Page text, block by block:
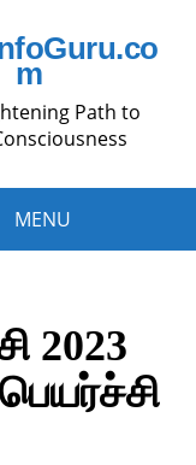
m
Path to
MENU
2023